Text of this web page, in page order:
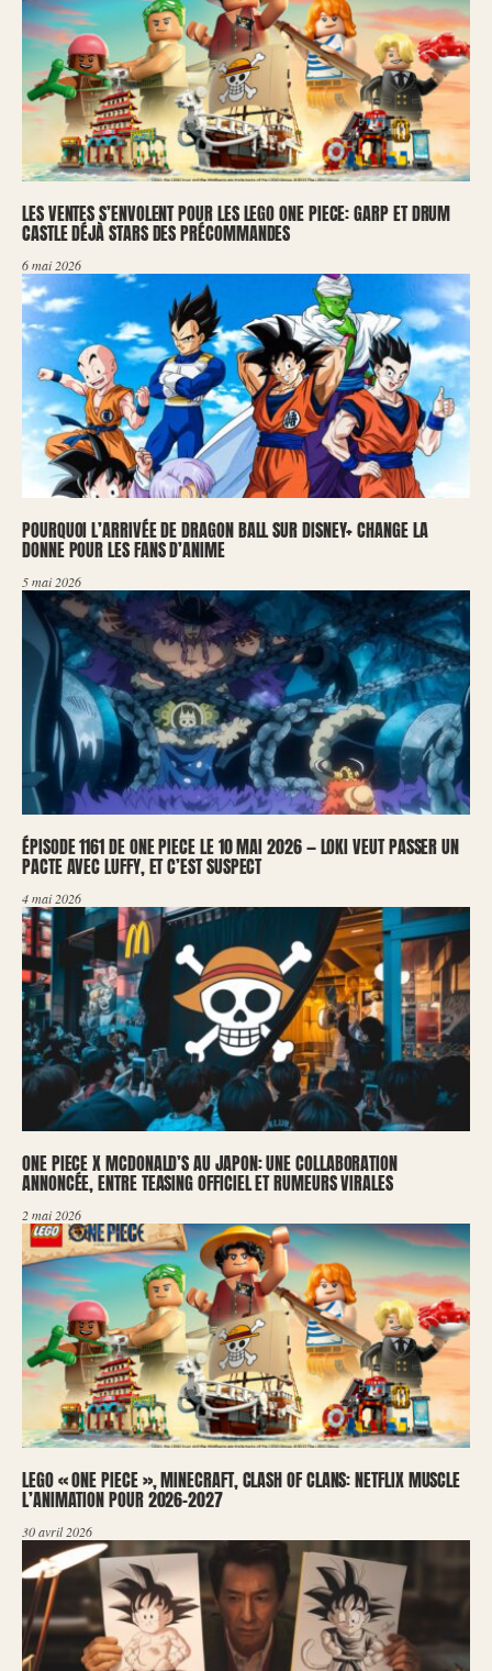
LES VENTES S’ENVOLENT POUR LES LEGO ONE PIECE: GARP ET DRUM
CASTLE DÉJÀ STARS DES PRÉCOMMANDES
6 mai 2026
POURQUOI L’ARRIVÉE DE DRAGON BALL SUR DISNEY+ CHANGE LA
DONNE POUR LES FANS D’ANIME
5 mai 2026
ÉPISODE 1161 DE ONE PIECE LE 10 MAI 2026 — LOKI VEUT PASSER UN
PACTE AVEC LUFFY, ET C’EST SUSPECT
4 mai 2026
ONE PIECE X MCDONALD’S AU JAPON: UNE COLLABORATION
ANNONCÉE, ENTRE TEASING OFFICIEL ET RUMEURS VIRALES
2 mai 2026
LEGO « ONE PIECE », MINECRAFT, CLASH OF CLANS: NETFLIX MUSCLE
L’ANIMATION POUR 2026-2027
30 avril 2026